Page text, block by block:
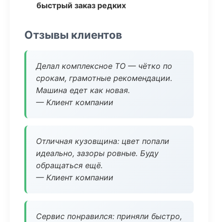
быстрый заказ редких
Отзывы клиентов
Делал комплексное ТО — чётко по
срокам, грамотные рекомендации.
Машина едет как новая.
— Клиент компании
Отличная кузовщина: цвет попали
идеально, зазоры ровные. Буду
обращаться ещё.
— Клиент компании
Сервис понравился: приняли быстро,